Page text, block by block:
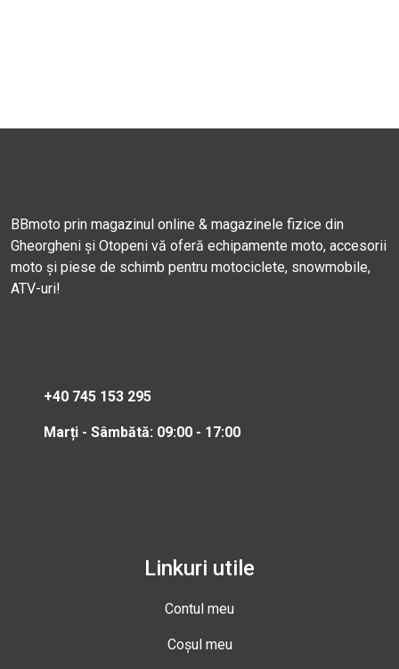
BBmoto prin magazinul online & magazinele fizice din
Gheorgheni și Otopeni vă oferă echipamente moto, accesorii
moto și piese de schimb pentru motociclete, snowmobile,
ATV-uri!
+40 745 153 295
Marți - Sâmbătă: 09:00 - 17:00
Linkuri utile
Contul meu
Coșul meu